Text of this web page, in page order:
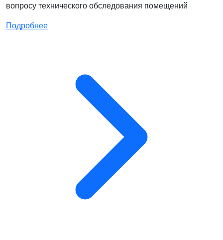
вопросу технического обследования помещений
Подробнее